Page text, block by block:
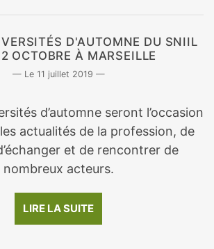
D'AUTOMNE DU SNIIL
OCTOBRE À MARSEILLE
11 juillet 2019
d’automne seront l’occasion
actualités de la profession, de
et de rencontrer de
nombreux acteurs.
LIRE LA SUITE